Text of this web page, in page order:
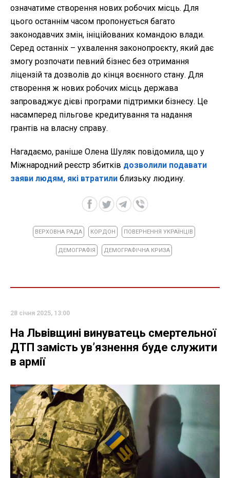
означатиме створення нових робочих місць. Для
цього останнім часом пропонується багато
законодавчих змін, ініційованих командою влади.
Серед останніх – ухвалення законопроєкту, який дає
змогу розпочати певний бізнес без отримання
ліцензій та дозволів до кінця воєнного стану. Для
створення ж нових робочих місць держава
запроваджує дієві програми підтримки бізнесу. Це
насамперед пільгове кредитування та надання
грантів на власну справу.
Нагадаємо, раніше Олена Шуляк повідомила, що у
Міжнародний реєстр збитків дозволили подавати
заяви людям, які втратили близьку людину.
ВЕРХОВНА РАДА КОРДОН ПОВЕРНЕННЯ УКРАЇНЦІВ
ДЕМОГРАФІЯ ДЕМОГРАФІЧНА КРИЗА
28 січня 2025, 13:00
На Львівщині винуватець смертельної
ДТП замість ув’язнення буде служити
в армії